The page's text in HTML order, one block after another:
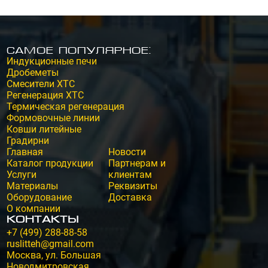
Самое популярное:
Индукционные печи
Дробеметы
Смесители ХТС
Регенерация ХТС
Термическая регенерация
Формовочные линии
Ковши литейные
Градирни
Главная
Каталог продукции
Услуги
Материалы
Оборудование
О компании
Новости
Партнерам и
клиентам
Реквизиты
Доставка
Контакты
+7 (499) 288-88-58
ruslitteh@gmail.com
Москва, ул. Большая